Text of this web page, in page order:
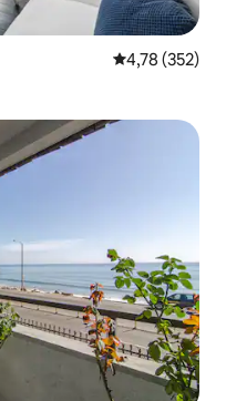
Gemiddelde
4,78 (352)